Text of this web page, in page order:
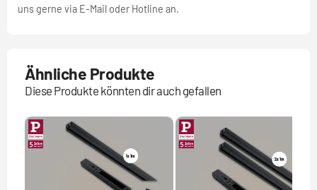
uns gerne via E-Mail oder Hotline an.
Ähnliche Produkte
Diese Produkte könnten dir auch gefallen